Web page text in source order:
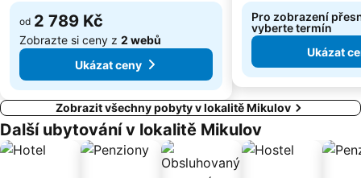
od 2 789 Kč
Zobrazte si ceny z 2 webů
Ukázat ceny
Pro zobrazení
vyberte termín
Ukázat
Zobrazit všechny pobyty v lokalitě Mikulov
Další ubytování v lokalitě Mikulov